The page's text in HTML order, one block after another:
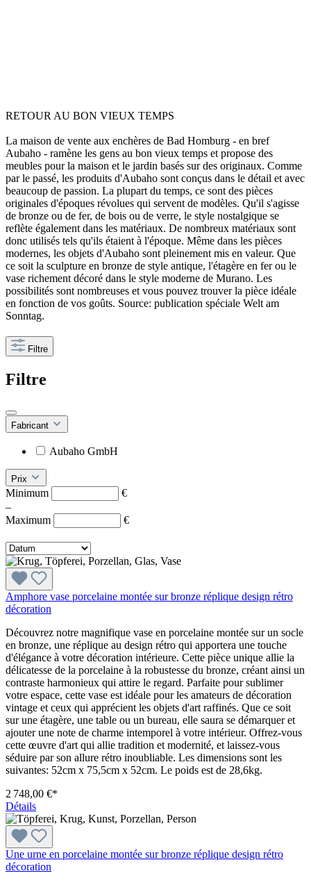
RETOUR AU BON VIEUX TEMPS
La maison de vente aux enchères de Bad Homburg - en bref
Aubaho - ramène les gens au bon vieux temps et propose des
meubles pour la maison et le jardin basés sur des originaux. Comme
par le passé, les produits d'Aubaho sont conçus dans le détail et avec
beaucoup de passion. La plupart du temps, ce sont des pièces
originales d'époques révolues qui servent de modèles. Qu'il s'agisse
de bronze ou de fer, de bois ou de verre, le style nostalgique se
reflète également dans les matériaux. De nombreux matériaux sont
donc utilisés tels qu'ils étaient à l'époque. Même dans les pièces
modernes, les objets d'Aubaho sont pleinement mis en valeur. Que
ce soit la sculpture en bronze de style antique, l'étagère en fer ou le
vase richement décoré dans le style moderne de Murano. Les
possibilités sont nombreuses et vous pouvez trouver la pièce idéale
en fonction de vos goûts. Source: publication spéciale Welt am
Sonntag.
Filtre
Filtre
Fabricant
Aubaho GmbH
Prix
Minimum
€
–
Maximum
€
Amphore vase porcelaine montée sur bronze réplique design rétro
décoration
Découvrez notre magnifique vase en porcelaine montée sur un socle
en bronze, une réplique au design rétro qui apportera une touche
d'élégance à votre décoration intérieure. Cette pièce unique allie la
délicatesse de la porcelaine à la robustesse du bronze, créant ainsi un
contraste harmonieux qui attire le regard. Parfaite pour sublimer
votre espace, cette vase est idéale pour les amateurs de décoration
vintage et ceux qui apprécient les objets d'art raffinés. Que ce soit
sur une étagère, une table ou un bureau, elle saura se démarquer et
ajouter une note de charme intemporel à votre intérieur. Offrez-vous
cette œuvre d'art qui allie tradition et modernité, et laissez-vous
séduire par son allure rétro inoubliable. Les dimensions sont les
suivantes: 52cm x 75,5cm x 52cm. Le poids est de 28,6kg.
2 748,00 €*
Détails
Une urne en porcelaine montée sur bronze réplique design rétro
décoration